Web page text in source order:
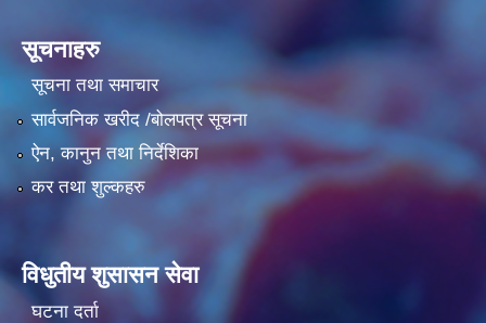
सूचनाहरु
सूचना तथा समाचार
सार्वजनिक खरीद /बोलपत्र सूचना
ऐन, कानुन तथा निर्देशिका
कर तथा शुल्कहरु
विधुतीय शुसासन सेवा
घटना दर्ता